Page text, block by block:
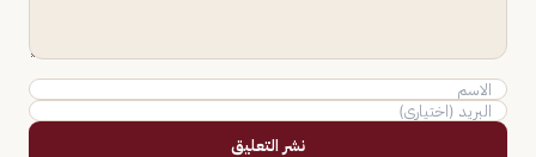
نشر التعليق